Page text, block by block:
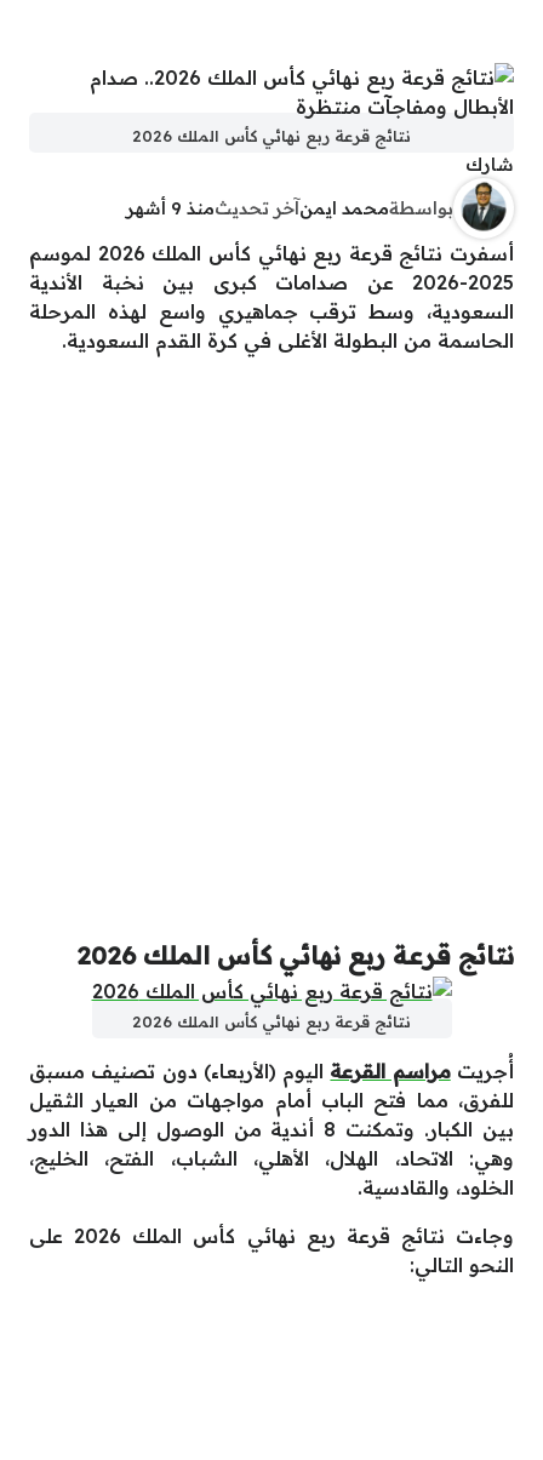
نتائج قرعة ربع نهائي كأس الملك 2026
شارك
بواسطةمحمد ايمنآخر تحديثمنذ 9 أشهر
أسفرت نتائج قرعة ربع نهائي كأس الملك 2026 لموسم
2025-2026 عن صدامات كبرى بين نخبة الأندية
السعودية، وسط ترقب جماهيري واسع لهذه المرحلة
الحاسمة من البطولة الأغلى في كرة القدم السعودية.
نتائج قرعة ربع نهائي كأس الملك 2026
نتائج قرعة ربع نهائي كأس الملك 2026
أُجريتمراسم القرعة اليوم (الأربعاء) دون تصنيف مسبق
للفرق، مما فتح الباب أمام مواجهات من العيار الثقيل
بين الكبار. وتمكنت 8 أندية من الوصول إلى هذا الدور
وهي: الاتحاد، الهلال، الأهلي، الشباب، الفتح، الخليج،
الخلود، والقادسية.
وجاءت نتائج قرعة ربع نهائي كأس الملك 2026 على
النحو التالي: